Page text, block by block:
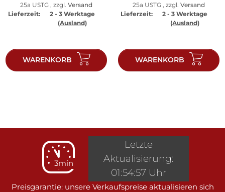
25a USTG , zzgl. Versand
Lieferzeit:
2 - 3 Werktage
(Ausland)
WARENKORB
25a USTG , zzgl. Versand
Lieferzeit:
2 - 3 Werktage
(Ausland)
WARENKORB
3min
Preisgarantie: unsere Verkaufspreise aktualisieren sich
Letzte
Aktualisierung:
01:54:57 Uhr